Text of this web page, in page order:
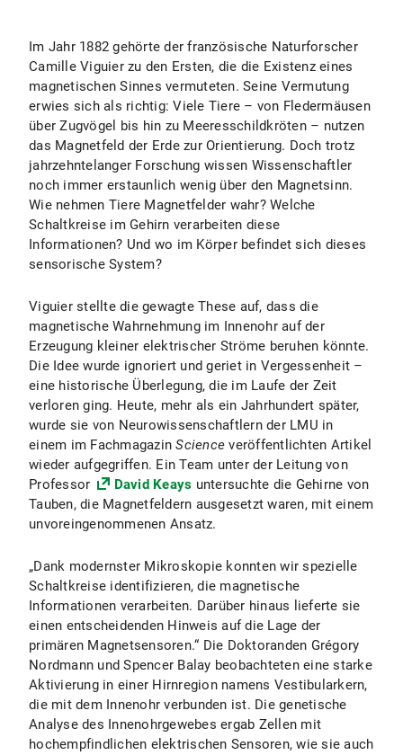
Im Jahr 1882 gehörte der französische Naturforscher
Camille Viguier zu den Ersten, die die Existenz eines
magnetischen Sinnes vermuteten. Seine Vermutung
erwies sich als richtig: Viele Tiere – von Fledermäusen
über Zugvögel bis hin zu Meeresschildkröten – nutzen
das Magnetfeld der Erde zur Orientierung. Doch trotz
jahrzehntelanger Forschung wissen Wissenschaftler
noch immer erstaunlich wenig über den Magnetsinn.
Wie nehmen Tiere Magnetfelder wahr? Welche
Schaltkreise im Gehirn verarbeiten diese
Informationen? Und wo im Körper befindet sich dieses
sensorische System?
Viguier stellte die gewagte These auf, dass die
magnetische Wahrnehmung im Innenohr auf der
Erzeugung kleiner elektrischer Ströme beruhen könnte.
Die Idee wurde ignoriert und geriet in Vergessenheit –
eine historische Überlegung, die im Laufe der Zeit
verloren ging. Heute, mehr als ein Jahrhundert später,
wurde sie von Neurowissenschaftlern der LMU in
einem im FachmagazinScience veröffentlichten Artikel
wieder aufgegriffen. Ein Team unter der Leitung von
Professor
David Keays untersuchte die Gehirne von
Tauben, die Magnetfeldern ausgesetzt waren, mit einem
unvoreingenommenen Ansatz.
„Dank modernster Mikroskopie konnten wir spezielle
Schaltkreise identifizieren, die magnetische
Informationen verarbeiten. Darüber hinaus lieferte sie
einen entscheidenden Hinweis auf die Lage der
primären Magnetsensoren.“ Die Doktoranden Grégory
Nordmann und Spencer Balay beobachteten eine starke
Aktivierung in einer Hirnregion namens Vestibularkern,
die mit dem Innenohr verbunden ist. Die genetische
Analyse des Innenohrgewebes ergab Zellen mit
hochempfindlichen elektrischen Sensoren, wie sie auch